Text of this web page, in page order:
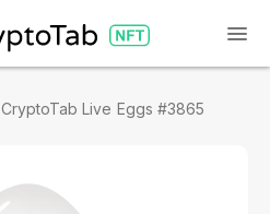
CryptoTab Live Eggs #3865